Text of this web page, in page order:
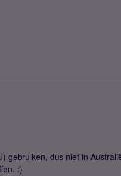
gebruiken, dus niet in
:)